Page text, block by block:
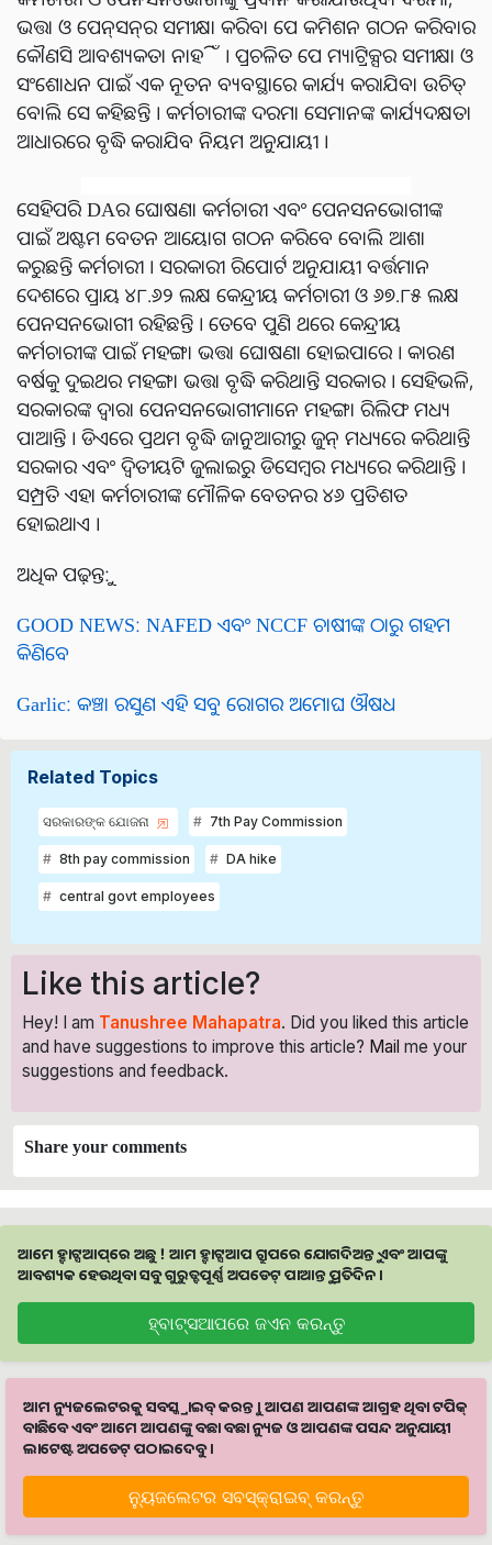
ଭତ୍ତା ଓ ପେନ୍‌ସନ୍‌ର ସମୀକ୍ଷା କରିବା ପେ କମିଶନ ଗଠନ କରିବାର
କୌଣସି ଆବଶ୍ୟକତା ନାହିଁ । ପ୍ରଚଳିତ ପେ ମ୍ୟାଟ୍ରିକ୍ସର ସମୀକ୍ଷା ଓ
ସଂଶୋଧନ ପାଇଁ ଏକ ନୂତନ ବ୍ୟବସ୍ଥାରେ କାର୍ଯ୍ୟ କରାଯିବା ଉଚିତ୍
ବୋଲି ସେ କହିଛନ୍ତି । କର୍ମଚାରୀଙ୍କ ଦରମା ସେମାନଙ୍କ କାର୍ଯ୍ୟଦକ୍ଷତା
ଆଧାରରେ ବୃଦ୍ଧି କରାଯିବ ନିୟମ ଅନୁଯାୟୀ ।
ସେହିପରି DAର ଘୋଷଣା କର୍ମଚାରୀ ଏବଂ ପେନସନଭୋଗୀଙ୍କ
ପାଇଁ ଅଷ୍ଟମ ବେତନ ଆୟୋଗ ଗଠନ କରିବେ ବୋଲି ଆଶା
କରୁଛନ୍ତି କର୍ମଚାରୀ । ସରକାରୀ ରିପୋର୍ଟ ଅନୁଯାୟୀ ବର୍ତ୍ତମାନ
ଦେଶରେ ପ୍ରାୟ ୪୮.୬୨ ଲକ୍ଷ କେନ୍ଦ୍ରୀୟ କର୍ମଚାରୀ ଓ ୬୭.୮୫ ଲକ୍ଷ
ପେନସନଭୋଗୀ ରହିଛନ୍ତି । ତେବେ ପୁଣି ଥରେ କେନ୍ଦ୍ରୀୟ
କର୍ମଚାରୀଙ୍କ ପାଇଁ ମହଙ୍ଗା ଭତ୍ତା ଘୋଷଣା ହୋଇପାରେ । କାରଣ
ବର୍ଷକୁ ଦୁଇଥର ମହଙ୍ଗା ଭତ୍ତା ବୃଦ୍ଧି କରିଥାନ୍ତି ସରକାର । ସେହିଭଳି,
ସରକାରଙ୍କ ଦ୍ୱାରା ପେନସନଭୋଗୀମାନେ ମହଙ୍ଗା ରିଲିଫ ମଧ୍ୟ
ପାଆନ୍ତି । ଡିଏରେ ପ୍ରଥମ ବୃଦ୍ଧି ଜାନୁଆରୀରୁ ଜୁନ୍ ମଧ୍ୟରେ କରିଥାନ୍ତି
ସରକାର ଏବଂ ଦ୍ୱିତୀୟଟି ଜୁଲାଇରୁ ଡିସେମ୍ବର ମଧ୍ୟରେ କରିଥାନ୍ତି ।
ସମ୍ପ୍ରତି ଏହା କର୍ମଚାରୀଙ୍କ ମୌଳିକ ବେତନର ୪୬ ପ୍ରତିଶତ
ହୋଇଥାଏ ।
ଅଧିକ ପଢ଼ନ୍ତୁ:
GOOD NEWS: NAFED ଏବଂ NCCF ଚାଷୀଙ୍କ ଠାରୁ ଗହମ
କିଣିବେ
Garlic: କଞ୍ଚା ରସୁଣ ଏହି ସବୁ ରୋଗର ଅମୋଘ ଔଷଧ
Related Topics
ସରକାରଙ୍କ ଯୋଜନା 7th Pay Commission
8th pay commission DA hike
central govt employees
Like this article?
Hey! I am Tanushree Mahapatra. Did you liked this article
and have suggestions to improve this article? Mail me your
suggestions and feedback.
Share your comments
ଆମେ ହ୍ବାଟ୍ସଆପ୍‌ରେ ଅଛୁ ! ଆମ ହ୍ବାଟ୍ସଆପ ଗ୍ରୁପରେ ଯୋଗଦିଅନ୍ତୁ ଏବଂ ଆପଙ୍କୁ
ଆବଶ୍ୟକ ହେଉଥିବା ସବୁ ଗୁରୁତ୍ବପୂର୍ଣ୍ଣ ଅପଡେଟ୍‌ ପାଆନ୍ତୁ ପ୍ରତିଦିନ ।
ହ୍ବାଟ୍ସଆପରେ ଜଏନ କରନ୍ତୁ
ଆମ ନ୍ୟୁଜଲେଟରକୁ ସବସ୍କ୍ରାଇବ୍ କରନ୍ତୁ । ଆପଣ ଆପଣଙ୍କ ଆଗ୍ରହ ଥିବା ଟପିକ୍‌
ବାଛିବେ ଏବଂ ଆମେ ଆପଣଙ୍କୁ ବଛା ବଛା ନ୍ୟୁଜ ଓ ଆପଣଙ୍କ ପସନ୍ଦ ଅନୁଯାୟୀ
ଲାଟେଷ୍ଟ ଅପଡେଟ୍‌ ପଠାଇଦେବୁ ।
ନ୍ୟୁଜଲେଟର ସବସ୍କ୍ରାଇବ୍‌ କରନ୍ତୁ